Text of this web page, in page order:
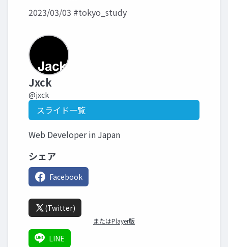
2023/03/03 #tokyo_study
Jxck
@jxck
スライド一覧
Web Developer in Japan
シェア
Facebook
(Twitter)
またはPlayer版
LINE